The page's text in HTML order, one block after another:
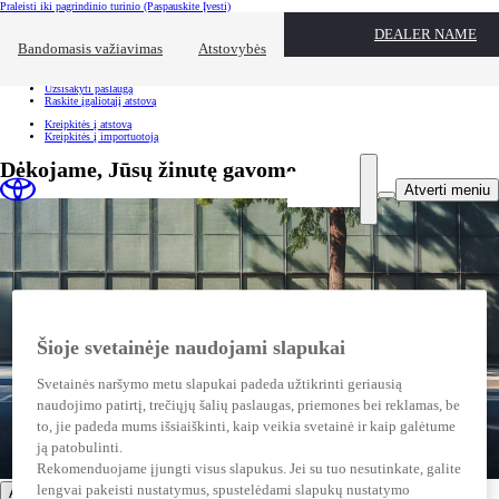
Praleisti iki pagrindinio turinio (Paspauskite Įvesti)
Bandomasis važiavimas Atstovybės
DEALER NAME
Spartusis pasirinkimas Spustelėkite, kad užvertumėte pasiekiamumo perdangą
Užsisakyti paslaugą
Raskite įgaliotąjį atstovą
Kreipkitės į atstovą
Kreipkitės į importuotoją
Atverti meniu
Dėkojame, Jūsų žinutę gavome
Automobiliai
Šioje svetainėje naudojami slapukai
Svetainės naršymo metu slapukai padeda užtikrinti geriausią
naudojimo patirtį, trečiųjų šalių paslaugas, priemones bei reklamas, be
to, jie padeda mums išsiaiškinti, kaip veikia svetainė ir kaip galėtume
ją patobulinti.
Rekomenduojame įjungti visus slapukus. Jei su tuo nesutinkate, galite
lengvai pakeisti nustatymus, spustelėdami slapukų nustatymo